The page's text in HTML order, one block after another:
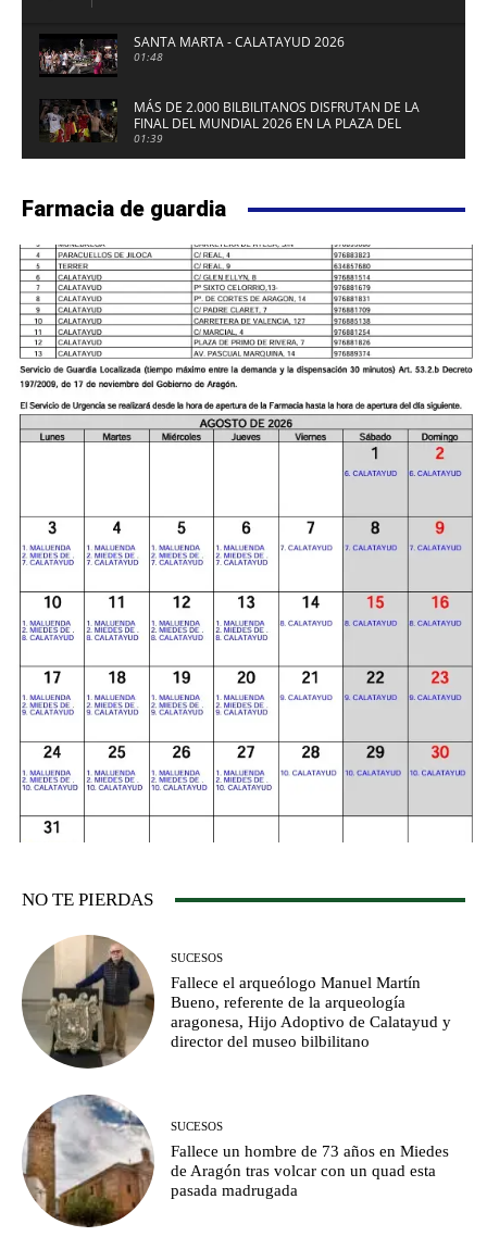
SANTA MARTA - CALATAYUD 2026
01:48
MÁS DE 2.000 BILBILITANOS DISFRUTAN DE LA
FINAL DEL MUNDIAL 2026 EN LA PLAZA DEL
FUERTE DE CALATAYUD
01:39
Farmacia de guardia
NO TE PIERDAS
SUCESOS
Fallece el arqueólogo Manuel Martín
Bueno, referente de la arqueología
aragonesa, Hijo Adoptivo de Calatayud y
director del museo bilbilitano
SUCESOS
Fallece un hombre de 73 años en Miedes
de Aragón tras volcar con un quad esta
pasada madrugada